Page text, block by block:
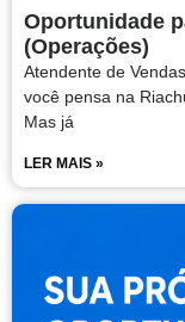
Oportunidade
(Operações)
Atendente de
você pensa na
Mas já
LER MAIS »